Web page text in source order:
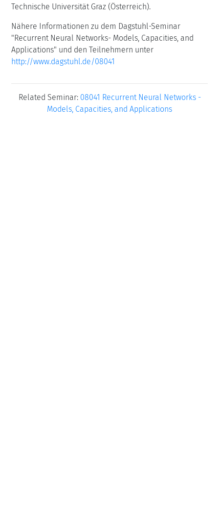
Technische Universität Graz (Österreich).
Nähere Informationen zu dem Dagstuhl-Seminar
"Recurrent Neural Networks- Models, Capacities, and
Applications" und den Teilnehmern unter
http://www.dagstuhl.de/08041
Related Seminar: 08041 Recurrent Neural Networks -
Models, Capacities, and Applications